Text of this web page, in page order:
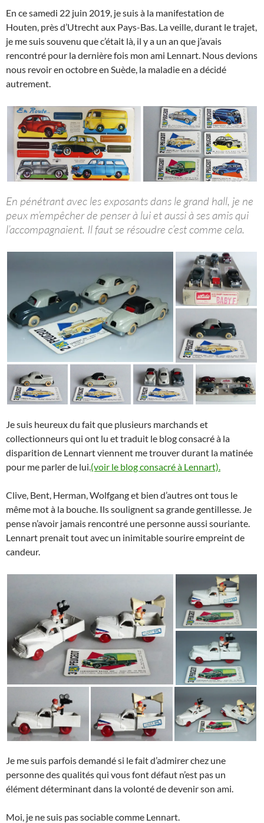
En ce samedi 22 juin 2019, je suis à la manifestation de
Houten, près d’Utrecht aux Pays-Bas. La veille, durant le trajet,
je me suis souvenu que c’était là, il y a un an que j’avais
rencontré pour la dernière fois mon ami Lennart. Nous devions
nous revoir en octobre en Suède, la maladie en a décidé
autrement.
En pénétrant avec les exposants dans le grand hall, je ne
peux m’empêcher de penser à lui et aussi à ses amis qui
l’accompagnaient. Il faut se résoudre c’est comme cela.
Je suis heureux du fait que plusieurs marchands et
collectionneurs qui ont lu et traduit le blog consacré à la
disparition de Lennart viennent me trouver durant la matinée
pour me parler de lui. (voir le blog consacré à Lennart).
Clive, Bent, Herman, Wolfgang et bien d’autres ont tous le
même mot à la bouche. Ils soulignent sa grande gentillesse. Je
pense n’avoir jamais rencontré une personne aussi souriante.
Lennart prenait tout avec un inimitable sourire empreint de
candeur.
Je me suis parfois demandé si le fait d’admirer chez une
personne des qualités qui vous font défaut n’est pas un
élément déterminant dans la volonté de devenir son ami.
Moi, je ne suis pas sociable comme Lennart.